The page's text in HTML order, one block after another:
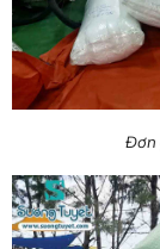
Đơn